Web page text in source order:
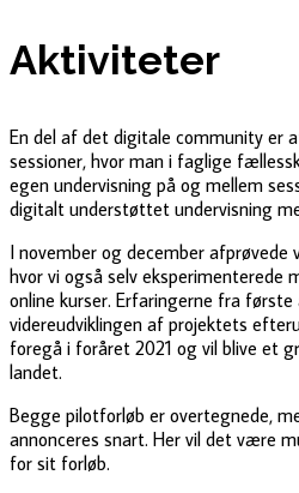
Aktiviteter
En del af det digitale community er
sessioner, hvor man i faglige
egen undervisning på og mellem
digitalt understøttet undervisning
I november og december
hvor vi også selv eksperimenterede
online kurser. Erfaringerne fra
videreudviklingen af projektets
foregå i foråret 2021 og vil blive et
landet.
Begge pilotforløb er overtegnede,
annonceres snart. Her vil det være
for sit forløb.